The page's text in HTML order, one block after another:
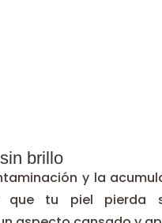
brillo
y la
que tu piel pierda